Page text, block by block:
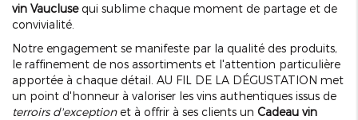
vin Vauclusequi sublime chaque moment de partage et de
convivialité.
Notre engagement se manifeste par la qualité des produits,
le raffinement de nos assortiments et l'attention particulière
apportée à chaque détail. AU FIL DE LA DÉGUSTATION met
un point d'honneur à valoriser les vins authentiques issus de
terroirs d'exceptionet à offrir à ses clients un Cadeau vin